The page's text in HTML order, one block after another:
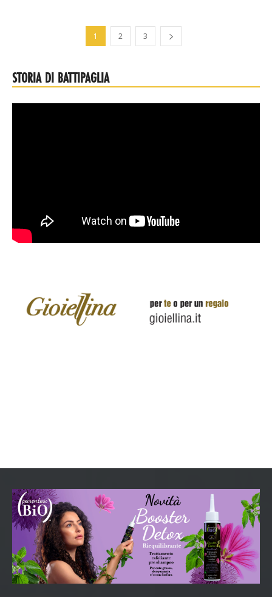
1 2 3
STORIA DI BATTIPAGLIA